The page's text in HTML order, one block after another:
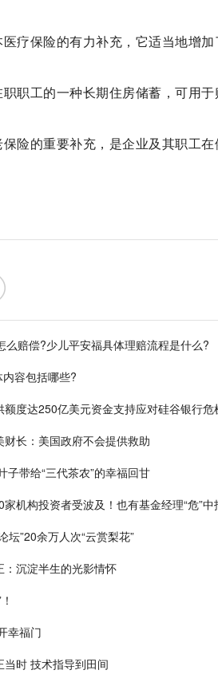
疗保险的有力补充，它适当地增
职工的一种长期住房储蓄，可用
险的重要补充，是企业及其职工
赔偿?少儿平安福具体理赔流程是什么?
容包括哪些?
额度达250亿美元资金支持应对硅谷银行危
长：美国政府不会提供救助
子带给“三代茶农”的幸福回甘
机构投资者受波及！也有基金经理“危”中
坛”20余万人次“云赏梨花”
：沉淀半生的光影情怀
幸福门
时 技术指导到田间